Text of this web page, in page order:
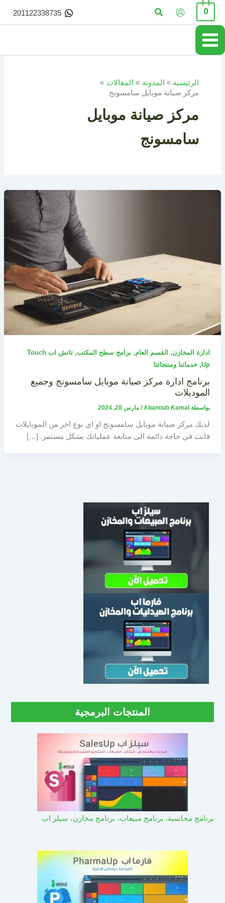
تخطي
المحتوى
0 البحث 201122338735
الرئيسية المدونة
المقالات
مركز صيانة موبايل سامسونج
مركز صيانة موبايل
سامسونج
ادارة المخازن, القسم العام, برامج سطح المكتب,
تاتش اب Touch
Up
, خدماتنا ومنتجاتنا
برنامج ادارة مركز صيانة موبايل سامسونج وجميع
الموديلات
بواسطة Abanoub Kamal
/ مارس 28, 2024
لديك مركز صيانة موبايل سامسونج او اي نوع اخر من الموبايلات
فانت في حاجة دائمة الى متابعة عملياتك بشكل مستمر. […]
المنتجات البرمجية
برنامج محاسبة، برنامج مبيعات، برنامج مخازن، سيلز اب